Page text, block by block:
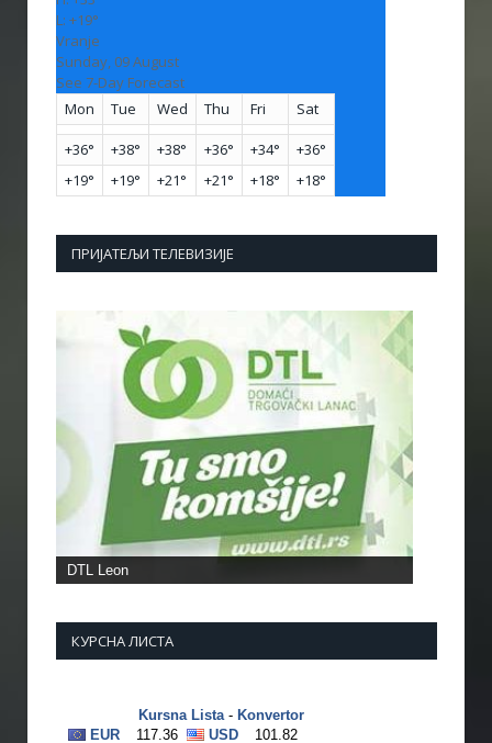
L: +19°
Vranje
Sunday, 09 August
See 7-Day Forecast
Mon
Tue Wed Thu Fri Sat
+36° +38° +38° +36° +34° +36°
+19° +19° +21° +21° +18° +18°
ПРИЈАТЕЉИ ТЕЛЕВИЗИЈЕ
DTL Leon
КУРСНА ЛИСТА